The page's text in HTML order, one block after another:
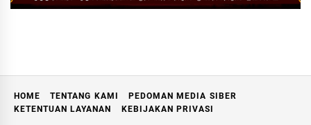
HOME TENTANG KAMI
PEDOMAN MEDIA SIBER
KETENTUAN LAYANAN
KEBIJAKAN PRIVASI